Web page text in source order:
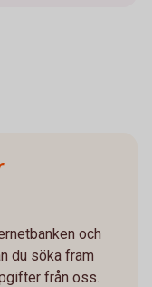
och
du söka fram
från oss.